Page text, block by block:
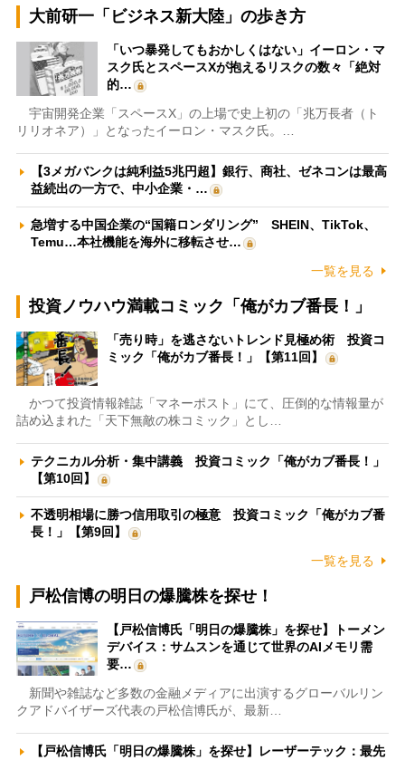
大前研一「ビジネス新大陸」の歩き方
「いつ暴発してもおかしくはない」イーロン・マ
スク氏とスペースXが抱えるリスクの数々「絶対
的…
宇宙開発企業「スペースX」の上場で史上初の「兆万長者（ト
リリオネア）」となったイーロン・マスク氏。…
【3メガバンクは純利益5兆円超】銀行、商社、ゼネコンは最高
益続出の一方で、中小企業・…
急増する中国企業の“国籍ロンダリング” SHEIN、TikTok、
Temu…本社機能を海外に移転させ…
一覧を見る
投資ノウハウ満載コミック「俺がカブ番長！」
「売り時」を逃さないトレンド見極め術 投資コ
ミック「俺がカブ番長！」【第11回】
かつて投資情報雑誌「マネーポスト」にて、圧倒的な情報量が
詰め込まれた「天下無敵の株コミック」とし…
テクニカル分析・集中講義 投資コミック「俺がカブ番長！」
【第10回】
不透明相場に勝つ信用取引の極意 投資コミック「俺がカブ番
長！」【第9回】
一覧を見る
戸松信博の明日の爆騰株を探せ！
【戸松信博氏「明日の爆騰株」を探せ】トーメン
デバイス：サムスンを通じて世界のAIメモリ需
要…
新聞や雑誌など多数の金融メディアに出演するグローバルリン
クアドバイザーズ代表の戸松信博氏が、最新…
【戸松信博氏「明日の爆騰株」を探せ】レーザーテック：最先